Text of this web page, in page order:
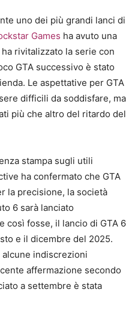
uno dei più grandi lanci di
Games ha avuto una
rivitalizzato la serie con
GTA successivo è stato
Le aspettative per GTA
difficili da soddisfare, ma
più che altro del ritardo del
stampa sugli utili
ha confermato che GTA
la precisione, la società
6 sarà lanciato
così fosse, il lancio di GTA 6
e il dicembre del 2025.
indiscrezioni
affermazione secondo
a settembre è stata